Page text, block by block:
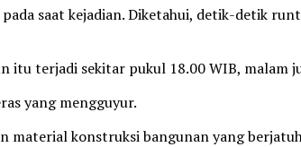
saat kejadian. Diketahui, detik-detik
itu terjadi sekitar pukul 18.00 WIB, malam
yang mengguyur.
material konstruksi bangunan yang